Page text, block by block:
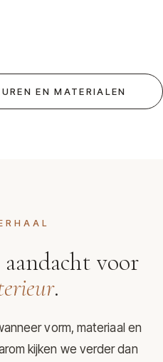
EN MATERIALEN
voor
.
vorm, materiaal en
kijken we verder dan